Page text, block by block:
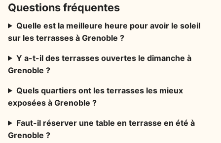
Questions fréquentes
Quelle est la meilleure heure pour avoir le soleil
sur les terrasses à Grenoble ?
Y a-t-il des terrasses ouvertes le dimanche à
Grenoble ?
Quels quartiers ont les terrasses les mieux
exposées à Grenoble ?
Faut-il réserver une table en terrasse en été à
Grenoble ?